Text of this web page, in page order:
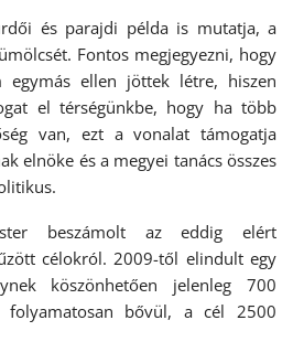
és parajdi példa is mutatja, a
Fontos megjegyezni, hogy
egymás ellen jöttek létre, hiszen
el térségünkbe, hogy ha több
van, ezt a vonalat támogatja
elnöke és a megyei tanács összes
beszámolt az eddig elért
célokról. 2009-től elindult egy
köszönhetően jelenleg 700
folyamatosan bővül, a cél 2500